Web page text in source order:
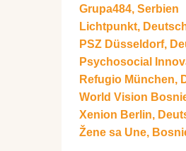
Grupa484, Serbien
Lichtpunkt,
PSZ Düsseldorf,
Psychosocial
Refugio München,
World Vision
Xenion Berlin,
Žene sa Une,